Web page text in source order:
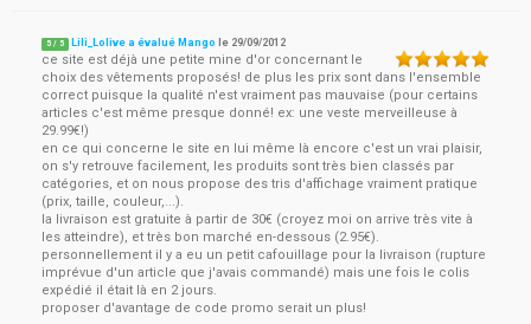
5 / 5 Lili_Lolive a évalué Mango le 29/09/2012
ce site est déjà une petite mine d'or concernant le
choix des vêtements proposés! de plus les prix sont dans l'ensemble
correct puisque la qualité n'est vraiment pas mauvaise (pour certains
articles c'est même presque donné! ex: une veste merveilleuse à
29.99€!)
en ce qui concerne le site en lui même là encore c'est un vrai plaisir,
on s'y retrouve facilement, les produits sont très bien classés par
catégories, et on nous propose des tris d'affichage vraiment pratique
(prix, taille, couleur,...).
la livraison est gratuite à partir de 30€ (croyez moi on arrive très vite à
les atteindre), et très bon marché en-dessous (2.95€).
personnellement il y a eu un petit cafouillage pour la livraison (rupture
imprévue d'un article que j'avais commandé) mais une fois le colis
expédié il était là en 2 jours.
proposer d'avantage de code promo serait un plus!